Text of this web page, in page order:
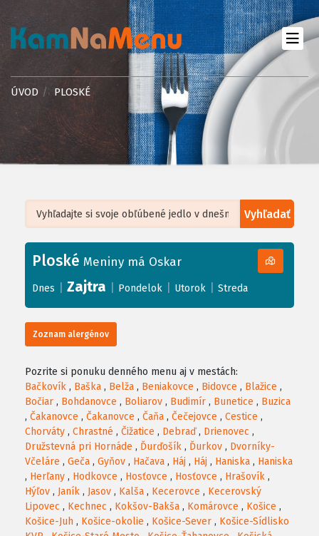
ÚVOD PLOSKÉ
Vyhľadať
+
−
Leaflet| ©OpenStreetMap, Tiles courtesy ofHumanitarian OpenStreetMap
Ploské Meniny má Oskar
Dnes Zajtra Pondelok Utorok Streda
Zoznam alergénov
Pozrite si ponuku denného menu aj v mestách:
Bačkovík , Baška , Belža , Beniakovce , Bidovce , Blažice ,
Bočiar , Bohdanovce , Boliarov , Budimír , Bunetice , Buzica
, Čakanovce , Čakanovce , Čaňa , Čečejovce , Cestice ,
Chorváty , Chrastné , Čižatice , Debraď, Drienovec ,
Družstevná pri Hornáde , Ďurďošík , Ďurkov , Dvorníky-
Včeláre , Geča , Gyňov , Hačava , Háj , Háj , Haniska , Haniska
, Herľany , Hodkovce , Hosťovce , Hosťovce , Hrašovík ,
Hýľov , Janík , Jasov , Kalša , Kecerovce , Kecerovský
Lipovec , Kechnec , Kokšov-Bakša , Komárovce , Košice ,
Košice-Juh , Košice-okolie , Košice-Sever , Košice-Sídlisko